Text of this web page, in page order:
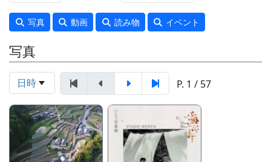
写真 動画 読み物 イベント
写真
日時 P. 1 / 57